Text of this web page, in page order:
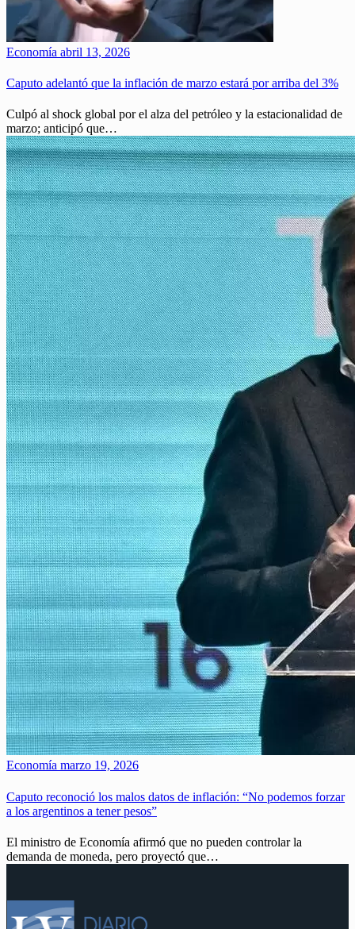
Economía abril 13, 2026
Caputo adelantó que la inflación de marzo estará por arriba del 3%
Culpó al shock global por el alza del petróleo y la estacionalidad de
marzo; anticipó que…
Economía marzo 19, 2026
Caputo reconoció los malos datos de inflación: “No podemos forzar
a los argentinos a tener pesos”
El ministro de Economía afirmó que no pueden controlar la
demanda de moneda, pero proyectó que…